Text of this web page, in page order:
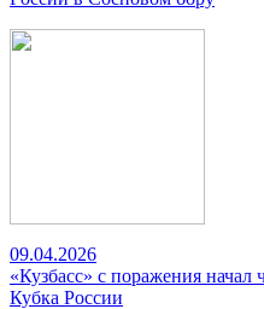
09.04.2026
«Кузбасс» с поражения
Кубка России